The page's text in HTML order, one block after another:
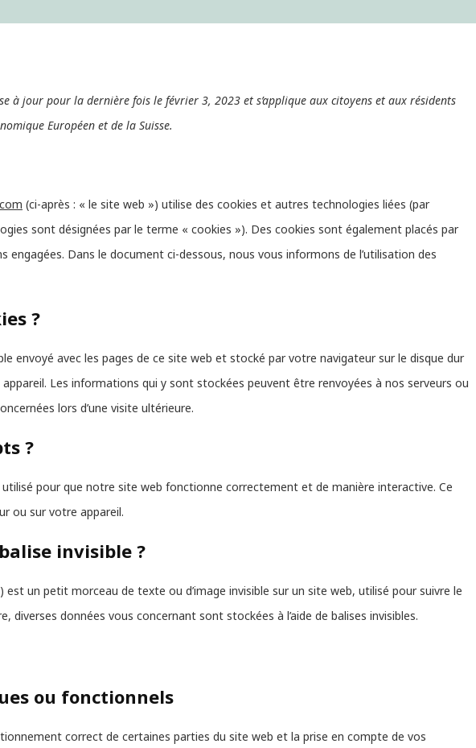
à jour pour la dernière fois le février 3, 2023 et s’applique aux citoyens et aux résidents
Européen et de la Suisse.
(ci-après : « le site web ») utilise des cookies et autres technologies liées (par
sont désignées par le terme « cookies »). Des cookies sont également placés par
engagées. Dans le document ci-dessous, nous vous informons de l’utilisation des
?
envoyé avec les pages de ce site web et stocké par votre navigateur sur le disque dur
Les informations qui y sont stockées peuvent être renvoyées à nos serveurs ou
lors d’une visite ultérieure.
?
pour que notre site web fonctionne correctement et de manière interactive. Ce
ou sur votre appareil.
balise invisible ?
est un petit morceau de texte ou d’image invisible sur un site web, utilisé pour suivre le
diverses données vous concernant sont stockées à l’aide de balises invisibles.
ou fonctionnels
correct de certaines parties du site web et la prise en compte de vos